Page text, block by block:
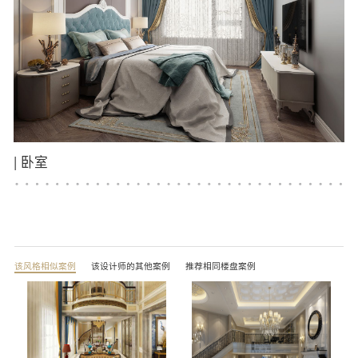
| 卧室
该风格相似案例 该设计师的其他案例 推荐相同楼盘案例